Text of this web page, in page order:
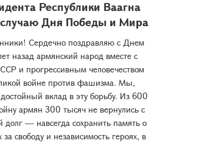
Республики Ваагна
случаю Дня Победы и Мира
Сердечно поздравляю с Днем
назад армянский народ вместе с
и прогрессивным человечеством
войне против фашизма. Мы,
вклад в эту борьбу. Из 600
армян 300 тысяч не вернулись с
— навсегда сохранить память о
свободу и независимость героях, в